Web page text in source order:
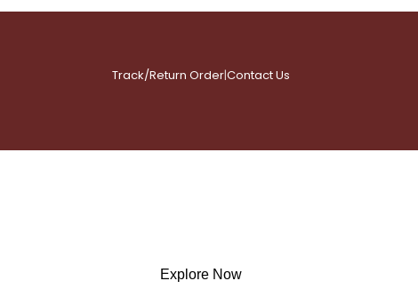
Track/Return Order|Contact Us
Explore Now